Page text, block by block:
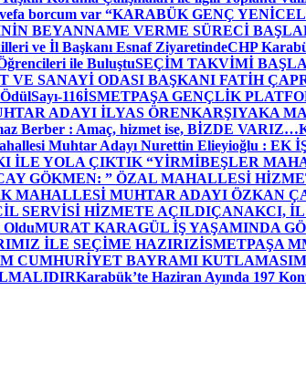
borcum var “KARABÜK GENÇ
BEYANNAME VERME SÜRECİ
ve İl Başkanı Esnaf ZiyaretindeCHP
ile BuluştuSEÇİM TAKVİMİ
VE SANAYİ ODASI BAŞKANI FATİH
Sayı-116İSMETPAŞA GENÇLİK
ADAYI İLYAS ÖRENKARŞIYAKA
Berber : Amaç, hizmet ise, BİZDE VARIZ…
Muhtar Adayı Nurettin Elieyioğlu :
İLE YOLA ÇIKTIK “YİRMİBEŞLER
GÖKMEN: ” ÖZAL MAHALLESİ
MAHALLESİ MUHTAR ADAYI ÖZKAN
SERVİSİ HİZMETE AÇILDIÇANAKCI, İL
OlduMURAT KARAGÜL İŞ YAŞAMINDA
İLE SEÇİME HAZIRIZİSMETPAŞA
CUMHURİYET BAYRAMI KUTLAMASI
Karabük’te Haziran Ayında 197